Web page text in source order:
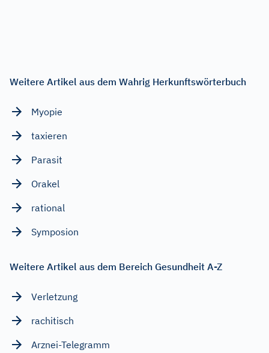
Weitere Artikel aus dem Wahrig Herkunftswörterbuch
Myopie
taxieren
Parasit
Orakel
rational
Symposion
Weitere Artikel aus dem Bereich Gesundheit A-Z
Verletzung
rachitisch
Arznei-Telegramm